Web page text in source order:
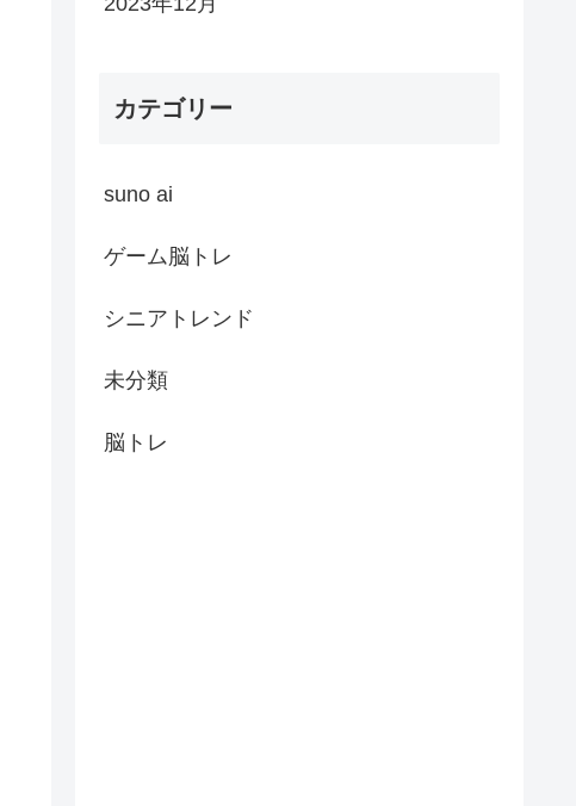
カテゴリー
suno ai
ゲーム脳トレ
シニアトレンド
未分類
脳トレ